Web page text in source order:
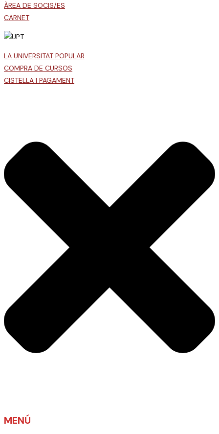
ÀREA DE SOCIS/ES
CARNET
LA UNIVERSITAT POPULAR
COMPRA DE CURSOS
CISTELLA I PAGAMENT
MENÚ